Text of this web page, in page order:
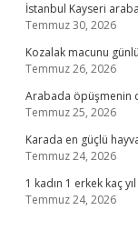
İstanbul Kayseri
Temmuz 30, 2026
Kozalak macunu
Temmuz 26, 2026
Arabada öpüşmenin
Temmuz 25, 2026
Karada en güçlü
Temmuz 24, 2026
1 kadın 1 erkek kaç yıl
Temmuz 24, 2026